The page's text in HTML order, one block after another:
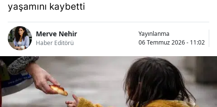
yaşamını kaybetti
Merve Nehir
Haber Editörü
Yayınlanma
06 Temmuz 2026 - 11:02